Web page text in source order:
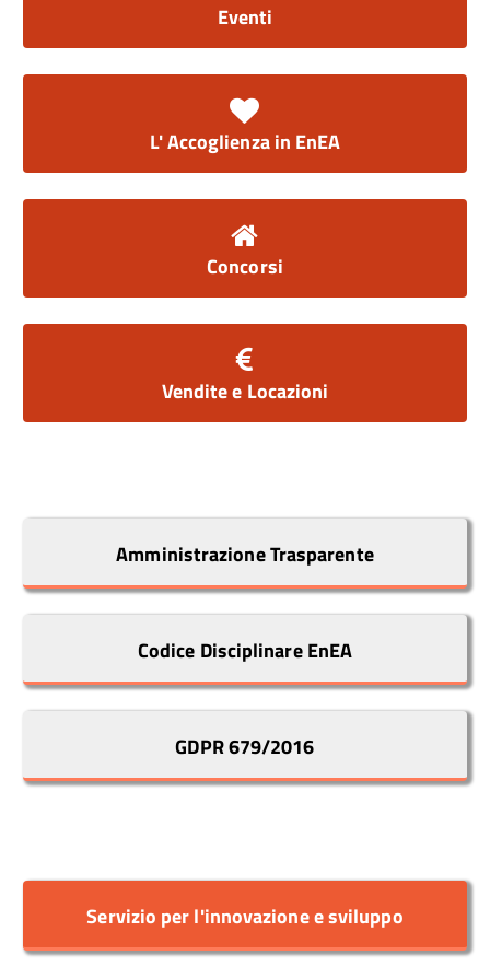
Eventi
L' Accoglienza in EnEA
Concorsi
Vendite e Locazioni
Amministrazione Trasparente
Codice Disciplinare EnEA
GDPR 679/2016
Servizio per l'innovazione e sviluppo